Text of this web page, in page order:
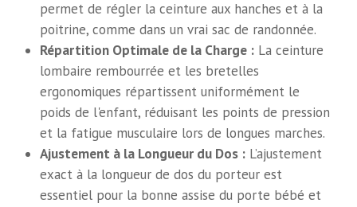
permet de régler la ceinture aux hanches et à la
poitrine, comme dans un vrai sac de randonnée.
Répartition Optimale de la Charge : La ceinture
lombaire rembourrée et les bretelles
ergonomiques répartissent uniformément le
poids de l'enfant, réduisant les points de pression
et la fatigue musculaire lors de longues marches.
Ajustement à la Longueur du Dos : L’ajustement
exact à la longueur de dos du porteur est
essentiel pour la bonne assise du porte bébé et